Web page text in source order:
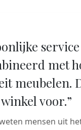
service
met
meubelen.
voor.”
mensen uit